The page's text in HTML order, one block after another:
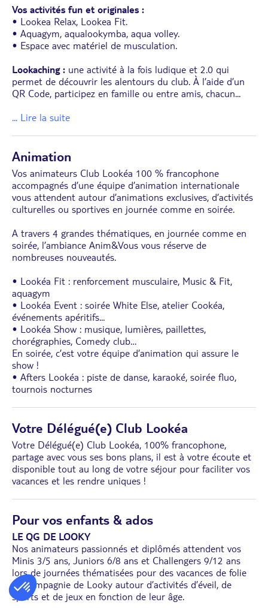
Vos activités fun et originales :
• Lookea Relax, Lookea Fit.
• Aquagym, aqualookymba, aqua volley.
• Espace avec matériel de musculation.
Lookaching : une activité à la fois ludique et 2.0 qui
permet de découvrir les alentours du club. À l’aide d’un
QR Code, participez en famille ou entre amis, chacun...
... Lire la suite
Animation
Vos animateurs Club Lookéa 100 % francophone
accompagnés d’une équipe d’animation internationale
vous attendent autour d’animations exclusives, d’activités
culturelles ou sportives en journée comme en soirée.
A travers 4 grandes thématiques, en journée comme en
soirée, l’ambiance Anim&Vous vous réserve de
nombreuses nouveautés.
• Lookéa Fit : renforcement musculaire, Music & Fit,
aquagym
• Lookéa Event : soirée White Else, atelier Cookéa,
événements apéritifs...
• Lookéa Show : musique, lumières, paillettes,
chorégraphies, Comedy club…
En soirée, c’est votre équipe d’animation qui assure le
show !
• Afters Lookéa : piste de danse, karaoké, soirée fluo,
tournois nocturnes
Votre Délégué(e) Club Lookéa
Votre Délégué(e) Club Lookéa, 100% francophone,
partage avec vous ses bons plans, il est à votre écoute et
disponible tout au long de votre séjour pour faciliter vos
vacances et les rendre uniques !
Pour vos enfants & ados
LE QG DE LOOKY
Nos animateurs passionnés et diplômés attendent vos
Minis 3/5 ans, Juniors 6/8 ans et Challengers 9/12 ans
lors de journées thématisées pour des vacances de folie
en compagnie de Looky autour d’activités d’éveil, de
sports et de jeux en fonction de leur âge.